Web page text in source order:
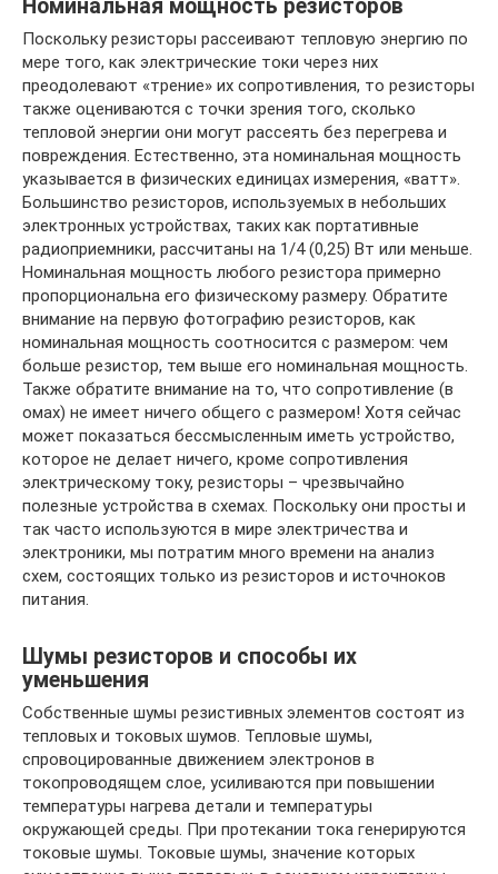
Номинальная мощность резисторов
Поскольку резисторы рассеивают тепловую энергию по
мере того, как электрические токи через них
преодолевают «трение» их сопротивления, то резисторы
также оцениваются с точки зрения того, сколько
тепловой энергии они могут рассеять без перегрева и
повреждения. Естественно, эта номинальная мощность
указывается в физических единицах измерения, «ватт».
Большинство резисторов, используемых в небольших
электронных устройствах, таких как портативные
радиоприемники, рассчитаны на 1/4 (0,25) Вт или меньше.
Номинальная мощность любого резистора примерно
пропорциональна его физическому размеру. Обратите
внимание на первую фотографию резисторов, как
номинальная мощность соотносится с размером: чем
больше резистор, тем выше его номинальная мощность.
Также обратите внимание на то, что сопротивление (в
омах) не имеет ничего общего с размером! Хотя сейчас
может показаться бессмысленным иметь устройство,
которое не делает ничего, кроме сопротивления
электрическому току, резисторы – чрезвычайно
полезные устройства в схемах. Поскольку они просты и
так часто используются в мире электричества и
электроники, мы потратим много времени на анализ
схем, состоящих только из резисторов и источноков
питания.
Шумы резисторов и способы их
уменьшения
Собственные шумы резистивных элементов состоят из
тепловых и токовых шумов. Тепловые шумы,
спровоцированные движением электронов в
токопроводящем слое, усиливаются при повышении
температуры нагрева детали и температуры
окружающей среды. При протекании тока генерируются
токовые шумы. Токовые шумы, значение которых